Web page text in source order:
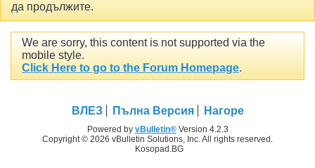
да продължите.
We are sorry, this content is not supported via the
mobile style.
Click Here to go to the Forum Homepage.
ВЛЕЗ Пълна Версия Нагоре
Powered by vBulletin®Version 4.2.3
Copyright © 2026 vBulletin Solutions, Inc. All rights reserved.
Kosopad.BG